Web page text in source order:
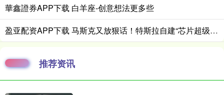
華鑫證券APP下载 白羊座-创意想法更多些
盈亚配资APP下载 马斯克又放狠话！特斯拉自建“芯片超级工厂”，7天后开干！ 财联社3月
推荐资讯